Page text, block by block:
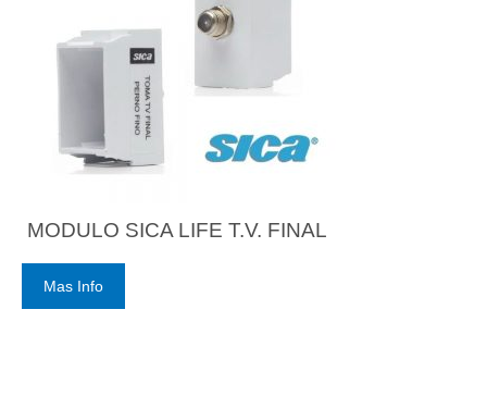
MODULO SICA LIFE T.V. FINAL
Mas Info